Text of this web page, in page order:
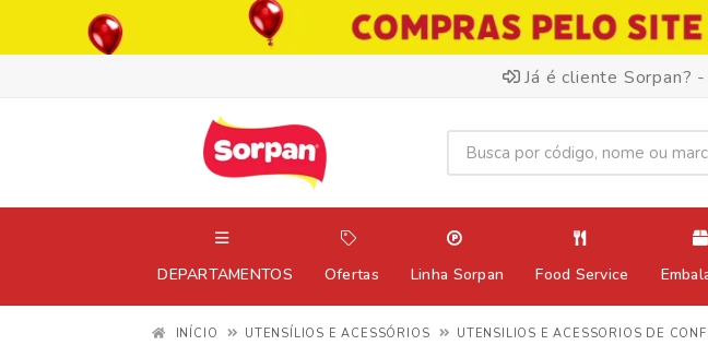
Já é cliente Sorpan?
DEPARTAMENTOS Ofertas Linha Sorpan Food Service
INÍCIO UTENSÍLIOS E ACESSÓRIOS UTENSILIOS E ACESSORIOS DE